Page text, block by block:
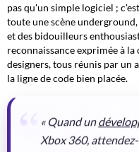
pas qu'un simple logiciel ;
toute une scène
et des bidouilleurs
reconnaissance exprimée à
designers, tous réunis par un
la ligne de code bien placée.
« Quand un
Xbox 360,